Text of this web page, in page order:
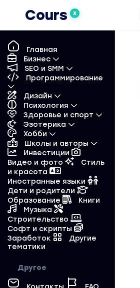
Cours X
Главная
Бизнес
SEO и SMM
Программирование
Дизайн
Психология
Здоровье и спорт
Эзотерика
Хобби
Школы и авторы
Инвестиции
Видео и фото
Стиль
и красота
Иностранные языки
Дети и родители
Образование
Книги
Музыка
Строительство
Софт и скрипты
Заработок
Другие
тематики
Другое